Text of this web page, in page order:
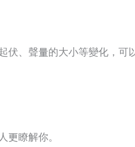
、聲量的大小等變化，可
瞭解你。